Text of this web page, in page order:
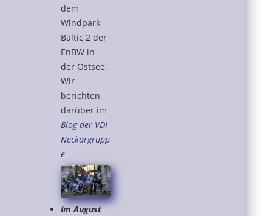
dem
Windpark
Baltic 2 der
EnBW in
der Ostsee.
Wir
berichten
darüber im
Blog der VDI
Neckargrupp
e
Im August